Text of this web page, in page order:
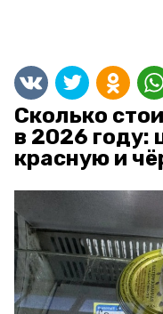
Сколько
в 2026 году:
красную и